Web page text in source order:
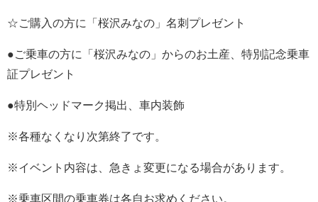
☆ご購入の方に「桜沢みなの」名刺プレゼント
●ご乗車の方に「桜沢みなの」からのお土産、特別記念乗車
証プレゼント
●特別ヘッドマーク掲出、車内装飾
※各種なくなり次第終了です。
※イベント内容は、急きょ変更になる場合があります。
※乗車区間の乗車券は各自お求めください。